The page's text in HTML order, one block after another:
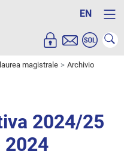
EN
magistrale
Archivio
2024/25
2024